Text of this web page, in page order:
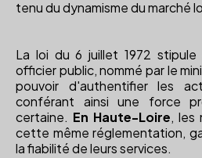
tenu du dynamisme du marché
La loi du 6 juillet 1972
officier public, nommé par le
pouvoir d'authentifier les
conférant ainsi une force
certaine. En Haute-Loire, les
cette même réglementation,
la fiabilité de leurs services.